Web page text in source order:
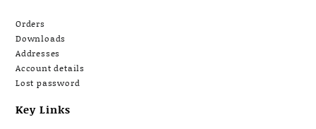
Orders
Downloads
Addresses
Account details
Lost password
Key Links